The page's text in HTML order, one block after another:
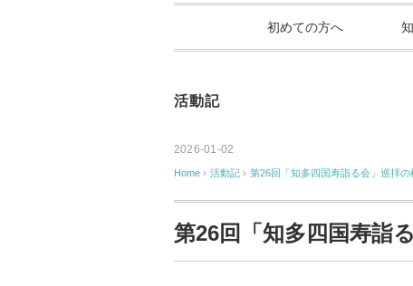
初めての方へ
活動記
2026-01-02
Home › 活動記 › 第26回「知多四国寿詣る会」巡拝の
第26回「知多四国寿詣